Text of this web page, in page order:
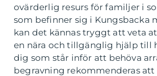
ovärderlig resurs för familjer i
som befinner sig i Kungsbacka
kan det kännas tryggt att veta
en nära och tillgänglig hjälp till
dig som står inför att behöva
begravning rekommenderas